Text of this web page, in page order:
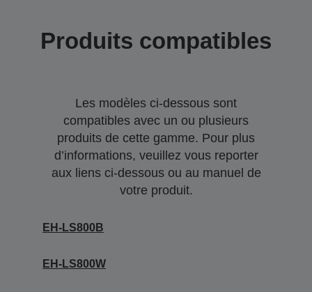
Produits compatibles
Les modèles ci-dessous sont
compatibles avec un ou plusieurs
produits de cette gamme. Pour plus
d’informations, veuillez vous reporter
aux liens ci-dessous ou au manuel de
votre produit.
EH-LS800B
EH-LS800W